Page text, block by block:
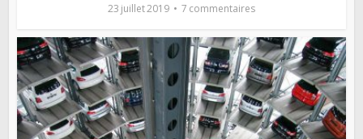
23 juillet 2019 7 commentaires